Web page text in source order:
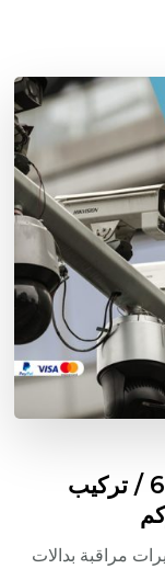
فني كاميرات الواحة / 66428585 / تركيب
مراقبة بدالات